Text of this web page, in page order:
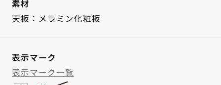
素材
天板：メラミン化粧板
表示マーク
表示マーク一覧